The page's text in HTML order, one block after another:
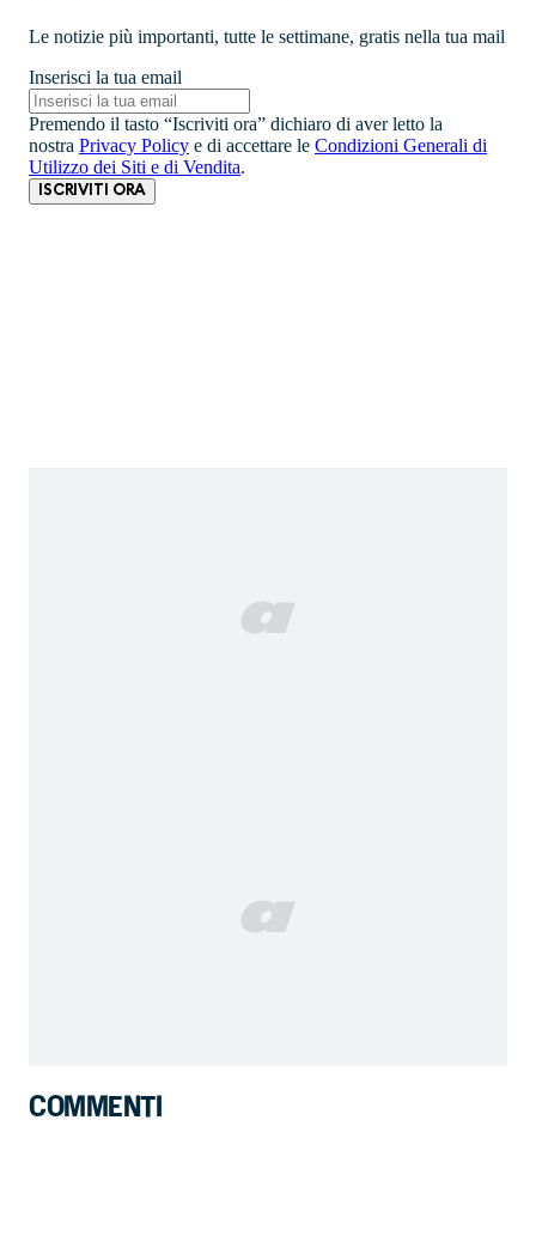
Le notizie più importanti, tutte le settimane, gratis nella tua mail
Inserisci la tua email
Premendo il tasto “Iscriviti ora” dichiaro di aver letto la
nostra Privacy Policy e di accettare le Condizioni Generali di
Utilizzo dei Siti e di Vendita.
ISCRIVITI ORA
COMMENTI